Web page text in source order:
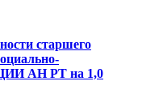
старшего
ЦИИ АН РТ на 1,0